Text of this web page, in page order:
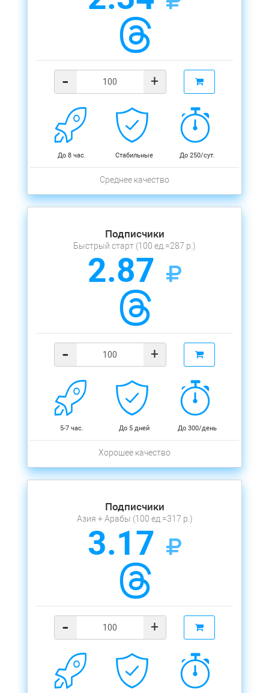
- +
До 8 час. Стабильные До 250/сут.
Среднее качество
Подписчики
Быстрый старт (100 ед.=287 р.)
2.87
- +
5-7 час. До 5 дней До 300/день
Хорошее качество
Подписчики
Азия + Арабы (100 ед.=317 р.)
3.17
- +